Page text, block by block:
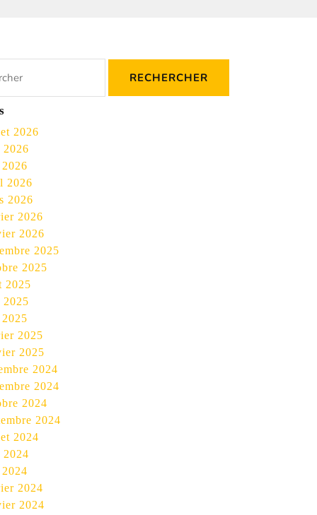
2026
2026
2026
2026
2026
2025
2025
2025
2025
2025
2024
2024
2024
2024
2024
2024
2024